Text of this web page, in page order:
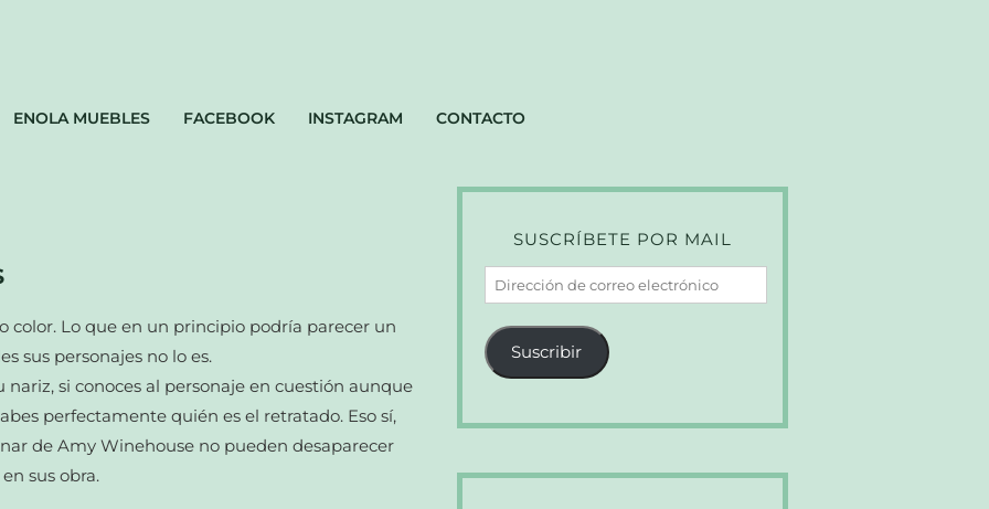
ENOLA MUEBLES FACEBOOK INSTAGRAM CONTACTO
color. Lo que en un principio podría parecer un
sus personajes no lo es.
nariz, si conoces al personaje en cuestión aunque
perfectamente quién es el retratado. Eso sí,
de Amy Winehouse no pueden desaparecer
sus obra.
SUSCRÍBETE POR MAIL
Dirección
de
correo
electrónico
Suscribir